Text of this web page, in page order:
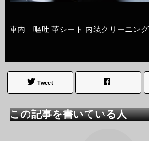
車内 嘔吐 革シート 内装クリーニング
Tweet
この記事を書いている人